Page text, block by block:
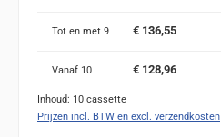
Tot en met 9 € 136,55
Vanaf 10 € 128,96
Inhoud: 10 cassette
Prijzen incl. BTW en excl. verzendkosten